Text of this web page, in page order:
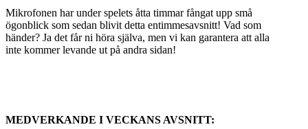
Mikrofonen har under spelets åtta timmar fångat upp små
ögonblick som sedan blivit detta entimmesavsnitt! Vad som
händer? Ja det får ni höra själva, men vi kan garantera att alla
inte kommer levande ut på andra sidan!
MEDVERKANDE I VECKANS AVSNITT: